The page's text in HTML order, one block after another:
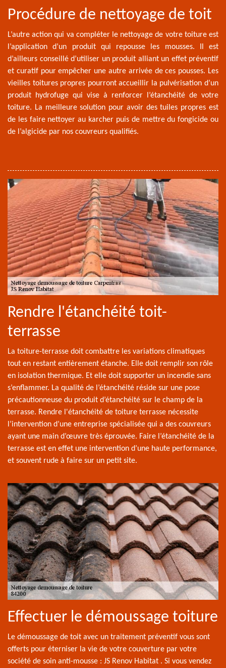
Procédure de nettoyage de toit
L’autre action qui va compléter le nettoyage de votre toiture est
l’application d’un produit qui repousse les mousses. Il est
d’ailleurs conseillé d’utiliser un produit alliant un effet préventif
et curatif pour empêcher une autre arrivée de ces pousses. Les
vieilles toitures propres pourront accueillir la pulvérisation d’un
produit hydrofuge qui vise à renforcer l’étanchéité de votre
toiture. La meilleure solution pour avoir des tuiles propres est
de les faire nettoyer au karcher puis de mettre du fongicide ou
de l’algicide par nos couvreurs qualifiés.
Rendre l'étanchéité toit-
terrasse
La toiture-terrasse doit combattre les variations climatiques
tout en restant entièrement étanche. Elle doit remplir son rôle
en isolation thermique. Et elle doit supporter un incendie sans
s’enflammer. La qualité de l’étanchéité réside sur une pose
précautionneuse du produit d’étanchéité sur le champ de la
terrasse. Rendre l'étanchéité de toiture terrasse nécessite
l’intervention d’une entreprise spécialisée qui a des couvreurs
ayant une main d’œuvre très éprouvée. Faire l’étanchéité de la
terrasse est en effet une intervention d’une haute performance,
et souvent rude à faire sur un petit site.
Effectuer le démoussage toiture
Le démoussage de toit avec un traitement préventif vous sont
offerts pour éterniser la vie de votre couverture par votre
société de soin anti-mousse : JS Renov Habitat . Si vous vendez